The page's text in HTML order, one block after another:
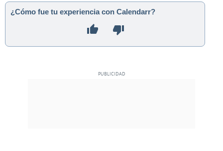
¿Cómo fue tu experiencia con Calendarr?